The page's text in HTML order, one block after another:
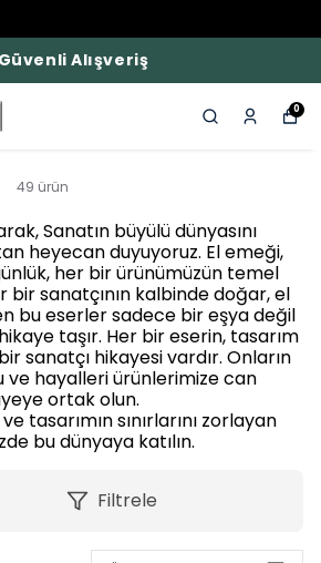
Güvenli Alışveriş
0
49 ürün
Sanatın büyülü dünyasını
heyecan duyuyoruz. El emeği,
her bir ürünümüzün temel
bir sanatçının kalbinde doğar, el
bu eserler sadece bir eşya değil
taşır. Her bir eserin, tasarım
sanatçı hikayesi vardır. Onların
ve hayalleri ürünlerimize can
ortak olun.
tasarımın sınırlarını zorlayan
bu dünyaya katılın.
Filtrele